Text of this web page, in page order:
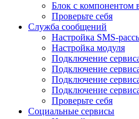
Блок с компонентом
Проверьте себя
Служба сообщений
Настройка SMS-
Настройка модуля
Подключение
Подключение
Подключение
Подключение
Проверьте себя
Социальные сервисы